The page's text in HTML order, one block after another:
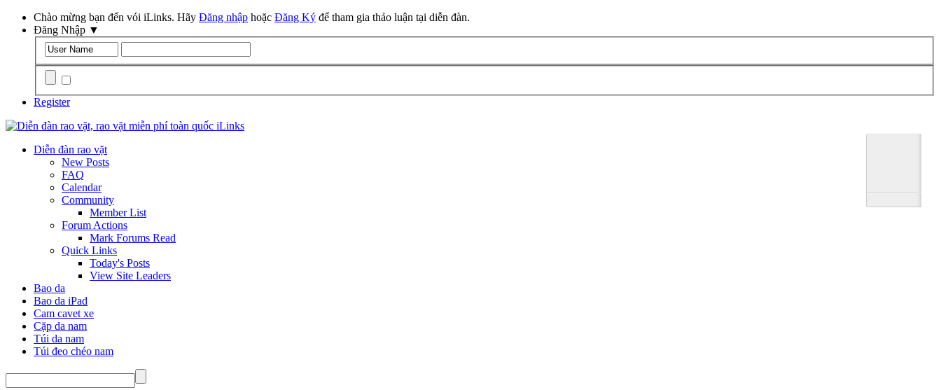
Chào mừng bạn đến vói iLinks. Hãy Đăng nhập hoặc Đăng Ký để tham gia thảo luận tại diễn đàn.
Đăng Nhập ▼
Register
Diễn đàn rao vặt
New Posts
FAQ
Calendar
Community
Member List
Forum Actions
Mark Forums Read
Quick Links
Today's Posts
View Site Leaders
Bao da
Bao da iPad
Cam cavet xe
Cặp da nam
Túi da nam
Túi đeo chéo nam